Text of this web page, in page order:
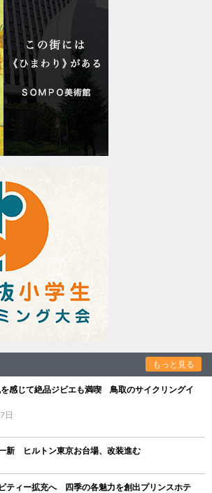
もっと見る
を感じて絶品ジビエも満喫 鳥取のサイクリングイ
日
新 ヒルトン東京お台場、改装進む
ティー拡充へ 四季の各魅力を創出プリンスホテ